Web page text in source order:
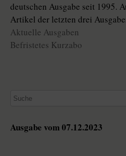
deutschen Ausgabe seit 1995.
Artikel der letzten drei
Aktuelle Ausgaben
Befristetes Kurzabo
Ausgabe vom 07.12.2023